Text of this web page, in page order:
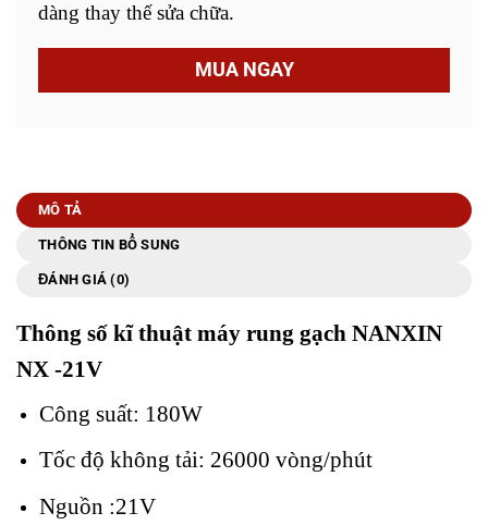
dàng thay thế sửa chữa.
MUA NGAY
MÔ TẢ
THÔNG TIN BỔ SUNG
ĐÁNH GIÁ (0)
Thông số kĩ thuật máy rung gạch NANXIN
NX -21V
Công suất: 180W
Tốc độ không tải: 26000 vòng/phút
Nguồn :21V